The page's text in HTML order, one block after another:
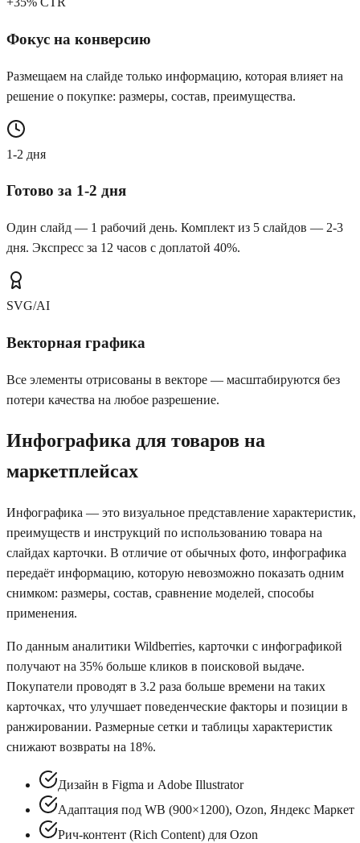
Фокус на конверсию
Размещаем на слайде только информацию, которая влияет на
решение о покупке: размеры, состав, преимущества.
1-2 дня
Готово за 1-2 дня
Один слайд — 1 рабочий день. Комплект из 5 слайдов — 2-3
дня. Экспресс за 12 часов с доплатой 40%.
SVG/AI
Векторная графика
Все элементы отрисованы в векторе — масштабируются без
потери качества на любое разрешение.
Инфографика для товаров на
маркетплейсах
Инфографика — это визуальное представление характеристик,
преимуществ и инструкций по использованию товара на
слайдах карточки. В отличие от обычных фото, инфографика
передаёт информацию, которую невозможно показать одним
снимком: размеры, состав, сравнение моделей, способы
применения.
По данным аналитики Wildberries, карточки с инфографикой
получают на 35% больше кликов в поисковой выдаче.
Покупатели проводят в 3.2 раза больше времени на таких
карточках, что улучшает поведенческие факторы и позиции в
ранжировании. Размерные сетки и таблицы характеристик
снижают возвраты на 18%.
Дизайн в Figma и Adobe Illustrator
Адаптация под WB (900×1200), Ozon, Яндекс Маркет
Рич-контент (Rich Content) для Ozon